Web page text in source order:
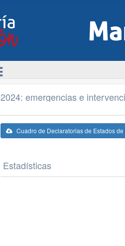
2024: emergencias e
Cuadro de Declaratorias de Estados
Estadísticas